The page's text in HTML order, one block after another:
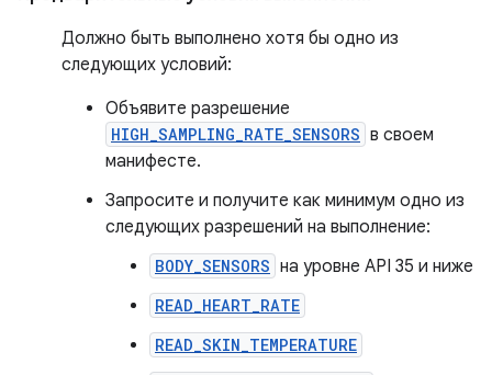
Должно быть выполнено хотя бы одно из
следующих условий:
Объявите разрешение
HIGH_SAMPLING_RATE_SENSORS в своем
манифесте.
Запросите и получите как минимум одно из
следующих разрешений на выполнение:
BODY_SENSORS на уровне API 35 и ниже
READ_HEART_RATE
READ_SKIN_TEMPERATURE